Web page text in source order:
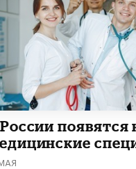
4 ИЮНЯ /
В Общественной
шить школьную
национальных
4 ИЮНЯ /
В Госдуме
формат для
3 ИЮНЯ /ЕГЭ И ОГЭ
​Яндекс выпустил
появятся